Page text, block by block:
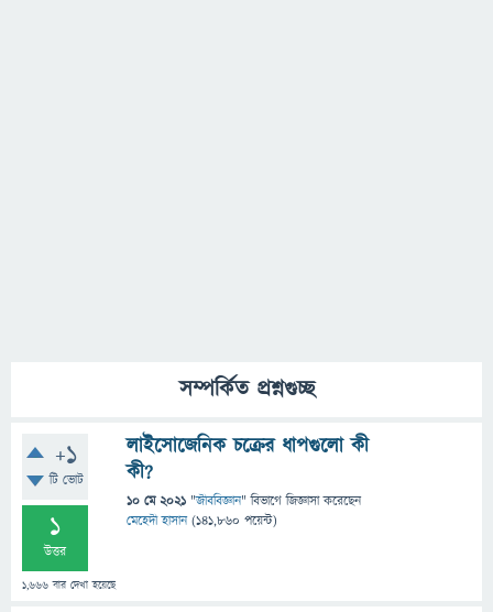
সম্পর্কিত প্রশ্নগুচ্ছ
+1
টি ভোট
1
উত্তর
1,666 বার দেখা হয়েছে
লাইসোজেনিক চক্রের ধাপগুলো কী
কী?
10 মে 2021 "জীববিজ্ঞান" বিভাগে জিজ্ঞাসাকরেছেন
মেহেদী হাসান (141,860 পয়েন্ট)